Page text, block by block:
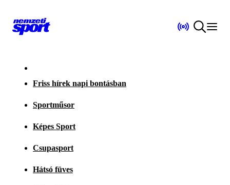
Friss hírek napi bontásban
Sportműsor
Képes Sport
Csupasport
Hátsó füves